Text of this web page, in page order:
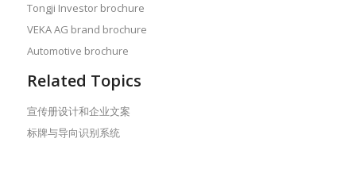
Tongji Investor brochure
VEKA AG brand brochure
Automotive brochure
Related Topics
宣传册设计和企业文案
标牌与导向识别系统